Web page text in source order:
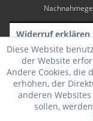
Widerruf erklären
Realisiert
Diese Website
der Website
Andere Cookies, die
erhöhen, der
anderen
sollen,